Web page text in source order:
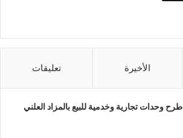
الأخيرة تعليقات
طرح وحدات تجارية وخدمية للبيع بالمزاد العلني